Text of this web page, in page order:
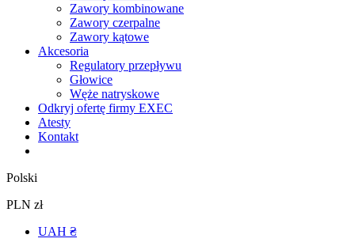
Zawory kombinowane
Zawory czerpalne
Zawory kątowe
Akcesoria
Regulatory przepływu
Głowice
Węże natryskowe
Odkryj ofertę firmy EXEC
Atesty
Kontakt
Polski
PLN zł
UAH ₴